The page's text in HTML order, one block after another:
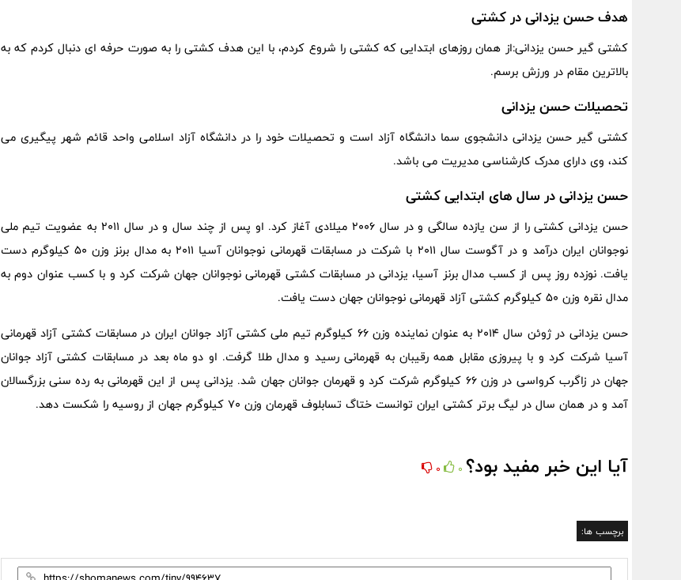
هدف حسن یزدانی در کشتی
کشتی گیر حسن یزدانی:از همان روزهای ابتدایی که کشتی را شروع کردم، با این هدف کشتی را به صورت حرفه ای دنبال کردم که به
بالاترین مقام در ورزش برسم.
تحصیلات حسن یزدانی
کشتی گیر حسن یزدانی دانشجوی سما دانشگاه آزاد است و تحصیلات خود را در دانشگاه آزاد اسلامی واحد قائم شهر پیگیری می
کند، وی دارای مدرک کارشناسی مدیریت می باشد.
حسن یزدانی در سال های ابتدایی کشتی
حسن یزدانی کشتی را از سن یازده سالگی و در سال 2006 میلادی آغاز کرد. او پس از چند سال و در سال 2011 به عضویت تیم ملی
نوجوانان ایران درآمد و در آگوست سال 2011 با شرکت در مسابقات قهرمانی نوجوانان آسیا 2011 به مدال برنز وزن 50 کیلوگرم دست
یافت. نوزده روز پس از کسب مدال برنز آسیا، یزدانی در مسابقات کشتی قهرمانی نوجوانان جهان شرکت کرد و با کسب عنوان دوم به
مدال نقره وزن 50 کیلوگرم کشتی آزاد قهرمانی نوجوانان جهان دست یافت.
حسن یزدانی در ژوئن سال 2014 به عنوان نماینده وزن 66 کیلوگرم تیم ملی کشتی آزاد جوانان ایران در مسابقات کشتی آزاد قهرمانی
آسیا شرکت کرد و با پیروزی مقابل همه رقیبان به قهرمانی رسید و مدال طلا گرفت. او دو ماه بعد در مسابقات کشتی آزاد جوانان
جهان در زاگرب کرواسی در وزن 66 کیلوگرم شرکت کرد و قهرمان جوانان جهان شد. یزدانی پس از این قهرمانی به رده سنی بزرگسالان
آمد و در همان سال در لیگ برتر کشتی ایران توانست ختاگ تسابلوف قهرمان وزن 70 کیلوگرم جهان از روسیه را شکست دهد.
آیا این خبر مفید بود؟ 0
0
برچسب ها: